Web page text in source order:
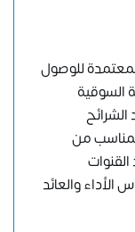
للوصول
السوقية
من
الأداء والعائد